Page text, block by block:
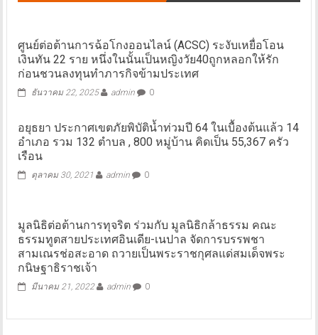
ศูนย์ต่อต้านการฉ้อโกงออนไลน์​ (ACSC) ระงับเหยื่อโอน
เงินทัน 22 ราย หนึ่งในนั้นเป็นหญิงวัย40ถูกหลอกให้รัก
ก่อนชวนลงทุนทำภารกิจข้ามประเทศ
ธันวาคม 22, 2025 admin 0
อยุธยา ประกาศเขตภัยพิบัติน้ำท่วมปี 64 ในเบื้องต้นแล้ว 14
อำเภอ รวม 132 ตำบล , 800 หมู่บ้าน คิดเป็น 55,367 ครัว
เรือน
ตุลาคม 30, 2021 admin 0
มูลนิธิต่อต้านการทุจริต ร่วมกับ มูลนิธิกล้าธรรม คณะ
ธรรมทูตสายประเทศอินเดีย-เนปาล จัดการบรรพชา
สามเณรช่อสะอาด ถวายเป็นพระราชกุศลแด่สมเด็จพระ
กนิษฐาธิราชเจ้า
มีนาคม 21, 2022 admin 0